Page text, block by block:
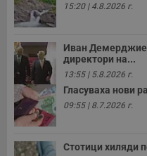
15:20 | 4.8.2026 г.
Иван
директори на...
13:55 | 5.8.2026 г.
Гласуваха нови
09:55 | 8.7.2026 г.
Стотици хиляди